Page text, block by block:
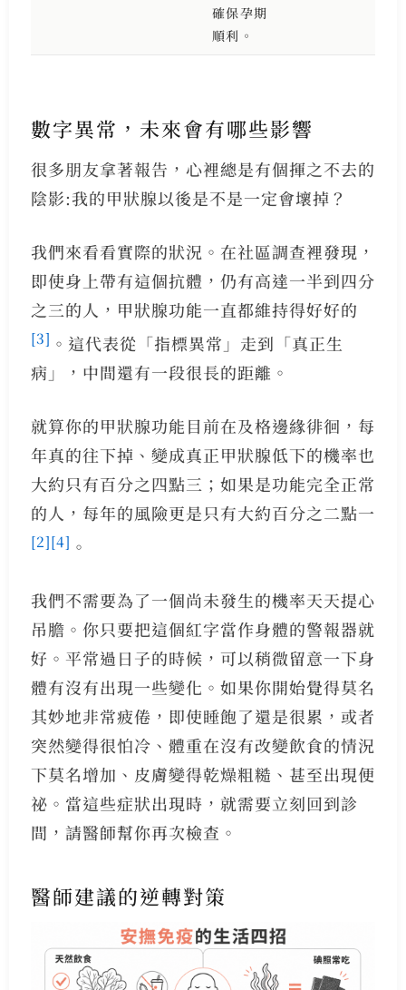
確保孕期
順利。
數字異常，未來會有哪些影響
很多朋友拿著報告，心裡總是有個揮之不去的
陰影:我的甲狀腺以後是不是一定會壞掉？
我們來看看實際的狀況。在社區調查裡發現，
即使身上帶有這個抗體，仍有高達一半到四分
之三的人，甲狀腺功能一直都維持得好好的
[3] 。這代表從「指標異常」走到「真正生
病」，中間還有一段很長的距離。
就算你的甲狀腺功能目前在及格邊緣徘徊，每
年真的往下掉、變成真正甲狀腺低下的機率也
大約只有百分之四點三；如果是功能完全正常
的人，每年的風險更是只有大約百分之二點一
[2][4] 。
我們不需要為了一個尚未發生的機率天天提心
吊膽。你只要把這個紅字當作身體的警報器就
好。平常過日子的時候，可以稍微留意一下身
體有沒有出現一些變化。如果你開始覺得莫名
其妙地非常疲倦，即使睡飽了還是很累，或者
突然變得很怕冷、體重在沒有改變飲食的情況
下莫名增加、皮膚變得乾燥粗糙、甚至出現便
祕。當這些症狀出現時，就需要立刻回到診
間，請醫師幫你再次檢查。
醫師建議的逆轉對策